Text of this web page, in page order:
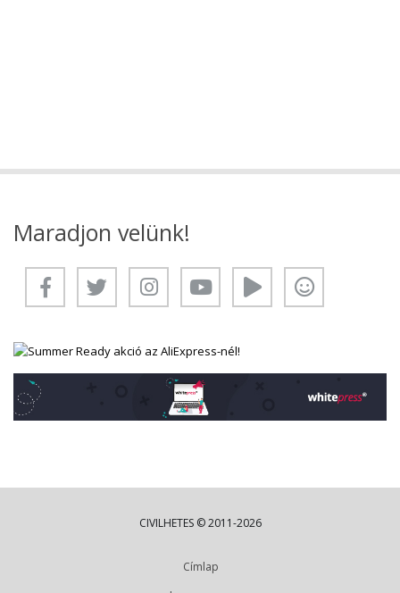
Maradjon velünk!
CIVILHETES © 2011-2026
Címlap